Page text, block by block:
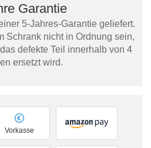
Garantie
5-Jahres-Garantie geliefert.
Schrank nicht in Ordnung sein,
defekte Teil innerhalb von 4
ersetzt wird.
Vorkasse